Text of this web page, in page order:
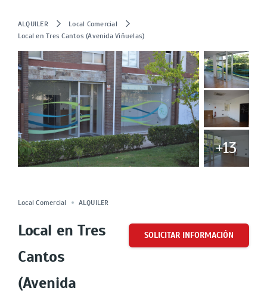
ALQUILER
Local Comercial
Local en Tres Cantos (Avenida Viñuelas)
+13
Local Comercial ALQUILER
Local en Tres
Cantos
(Avenida
SOLICITAR INFORMACIÓN